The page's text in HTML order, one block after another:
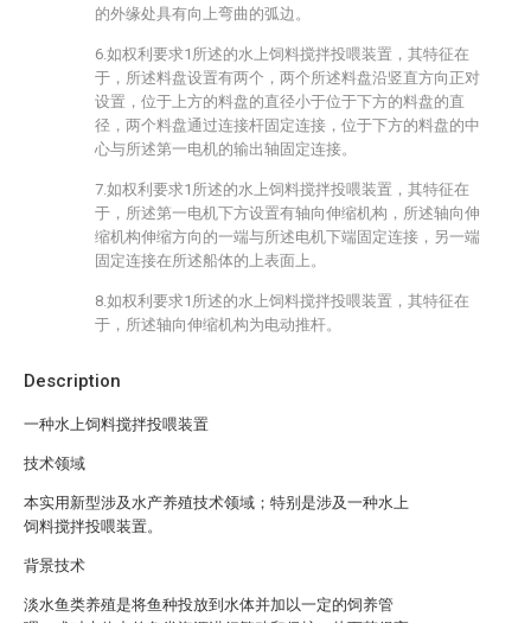
Description
一种水上饲料搅拌投喂装置
技术领域
本实用新型涉及水产养殖技术领域；特别是涉及一种水上
饲料搅拌投喂装置。
背景技术
淡水鱼类养殖是将鱼种投放到水体并加以一定的饲养管
的外缘处具有向上弯曲的弧边。
6.如权利要求1所述的水上饲料搅拌投喂装置，其特征在
于，所述料盘设置有两个，两个所述料盘沿竖直方向正对
设置，位于上方的料盘的直径小于位于下方的料盘的直
径，两个料盘通过连接杆固定连接，位于下方的料盘的中
心与所述第一电机的输出轴固定连接。
7.如权利要求1所述的水上饲料搅拌投喂装置，其特征在
于，所述第一电机下方设置有轴向伸缩机构，所述轴向伸
缩机构伸缩方向的一端与所述电机下端固定连接，另一端
固定连接在所述船体的上表面上。
8.如权利要求1所述的水上饲料搅拌投喂装置，其特征在
于，所述轴向伸缩机构为电动推杆。